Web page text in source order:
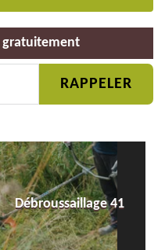
gratuitement
Débroussaillage 41